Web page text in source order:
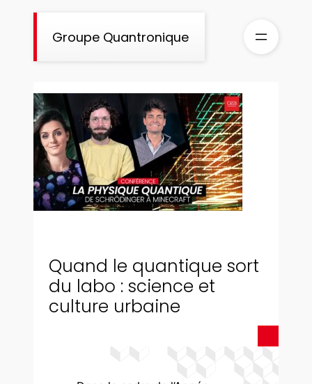
Groupe Quantronique
Quand le quantique sort
du labo : science et
culture urbaine